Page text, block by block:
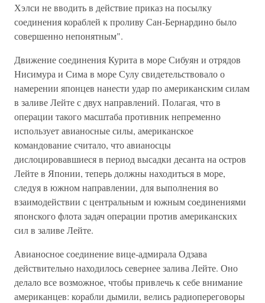
Хэлси не вводить в действие приказ на посылку
соединения кораблей к проливу Сан-Бернардино было
совершенно непонятным".
Движение соединения Курита в море Сибуян и отрядов
Нисимура и Сима в море Сулу свидетельствовало о
намерении японцев нанести удар по американским силам
в заливе Лейте с двух направлений. Полагая, что в
операции такого масштаба противник непременно
использует авианосные силы, американское
командование считало, что авианосцы
дислоцировавшиеся в период высадки десанта на остров
Лейте в Японии, теперь должны находиться в море,
следуя в южном направлении, для выполнения во
взаимодействии с центральным и южным соединениями
японского флота задач операции против американских
сил в заливе Лейте.
Авианосное соединение вице-адмирала Одзава
действительно находилось севернее залива Лейте. Оно
делало все возможное, чтобы привлечь к себе внимание
американцев: корабли дымили, велись радиопереговоры